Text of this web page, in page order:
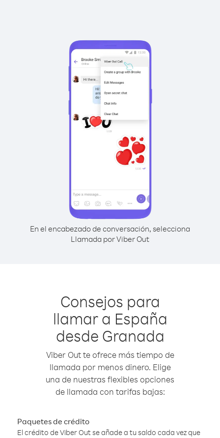
En el encabezado de conversación, selecciona
Llamada por Viber Out
Consejos para
llamar a España
desde Granada
Viber Out te ofrece más tiempo de
llamada por menos dinero. Elige
una de nuestras flexibles opciones
de llamada con tarifas bajas:
Paquetes de crédito
El crédito de Viber Out se añade a tu saldo cada vez que